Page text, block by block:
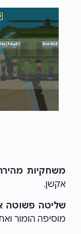
משחקיות
אקשן.
שליטה
מוסיפה הומור